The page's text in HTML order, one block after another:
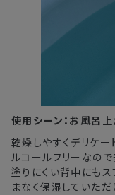
使用シーン：お風呂上
乾燥しやすくデリケ
ルコールフリーなので
塗りにくい背中にもス
まなく保湿していただ